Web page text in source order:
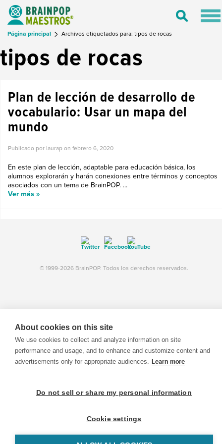
Toggle
Página principal Archivos etiquetados para: tipos de rocas
tipos de rocas
Plan de lección de desarrollo de
vocabulario: Usar un mapa del
mundo
Publicado por laurap on febrero 6, 2020
En este plan de lección, adaptable para educación básica, los
alumnos explorarán y harán conexiones entre términos y conceptos
asociados con un tema de BrainPOP. ...
Ver más »
© 1999-2026 BrainPOP. Todos los derechos reservados.
About cookies on this site
We use cookies to collect and analyze information on site
performance and usage, and to enhance and customize content and
advertisements only for appropriate audiences. Learn more
Do not sell or share my personal information
Cookie settings